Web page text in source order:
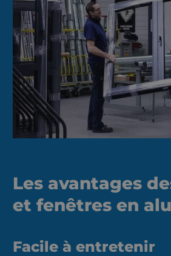
Les avantages
et fenêtres en
Facile à entretenir